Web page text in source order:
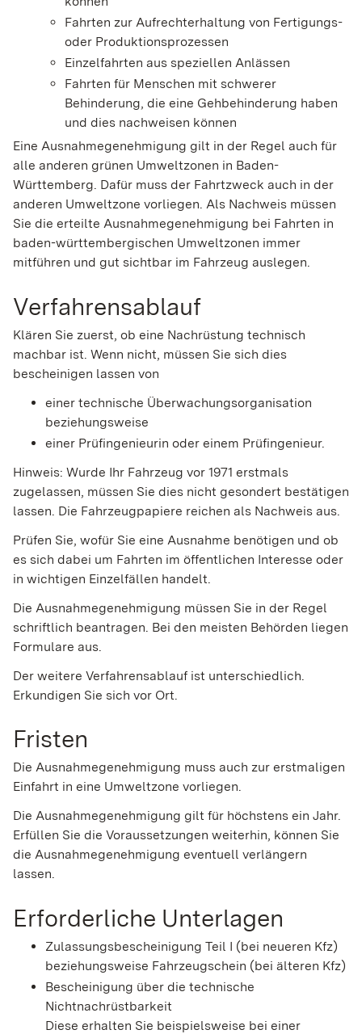
Fahrten zur Aufrechterhaltung von Fertigungs-
oder Produktionsprozessen
Einzelfahrten aus speziellen Anlässen
Fahrten für Menschen mit schwerer
Behinderung, die eine Gehbehinderung haben
und dies nachweisen können
Eine Ausnahmegenehmigung gilt in der Regel auch für
alle anderen grünen Umweltzonen in Baden-
Württemberg. Dafür muss der Fahrtzweck auch in der
anderen Umweltzone vorliegen. Als Nachweis müssen
Sie die erteilte Ausnahmegenehmigung bei Fahrten in
baden-württembergischen Umweltzonen immer
mitführen und gut sichtbar im Fahrzeug auslegen.
Verfahrensablauf
Klären Sie zuerst, ob eine Nachrüstung technisch
machbar ist. Wenn nicht, müssen Sie sich dies
bescheinigen lassen von
einer technische Überwachungsorganisation
beziehungsweise
einer Prüfingenieurin oder einem Prüfingenieur.
Hinweis: Wurde Ihr Fahrzeug vor 1971 erstmals
zugelassen, müssen Sie dies nicht gesondert bestätigen
lassen. Die Fahrzeugpapiere reichen als Nachweis aus.
Prüfen Sie, wofür Sie eine Ausnahme benötigen und ob
es sich dabei um Fahrten im öffentlichen Interesse oder
in wichtigen Einzelfällen handelt.
Die Ausnahmegenehmigung müssen Sie in der Regel
schriftlich beantragen. Bei den meisten Behörden liegen
Formulare aus.
Der weitere Verfahrensablauf ist unterschiedlich.
Erkundigen Sie sich vor Ort.
Fristen
Die Ausnahmegenehmigung muss auch zur erstmaligen
Einfahrt in eine Umweltzone vorliegen.
Die Ausnahmegenehmigung gilt für höchstens ein Jahr.
Erfüllen Sie die Voraussetzungen weiterhin, können Sie
die Ausnahmegenehmigung eventuell verlängern
lassen.
Erforderliche Unterlagen
Zulassungsbescheinigung Teil I (bei neueren Kfz)
beziehungsweise Fahrzeugschein (bei älteren Kfz)
Bescheinigung über die technische
Nichtnachrüstbarkeit
Diese erhalten Sie beispielsweise bei einer